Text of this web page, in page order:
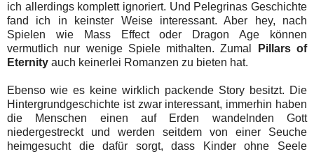
ich allerdings komplett ignoriert. Und Pelegrinas Geschichte
fand ich in keinster Weise interessant. Aber hey, nach
Spielen wie Mass Effect oder Dragon Age können
vermutlich nur wenige Spiele mithalten. Zumal
Pillars of
Eternity auch keinerlei Romanzen zu bieten hat.
Ebenso wie es keine wirklich packende Story besitzt. Die
Hintergrundgeschichte ist zwar interessant, immerhin haben
die Menschen einen auf Erden wandelnden Gott
niedergestreckt und werden seitdem von einer Seuche
heimgesucht die dafür sorgt, dass Kinder ohne Seele